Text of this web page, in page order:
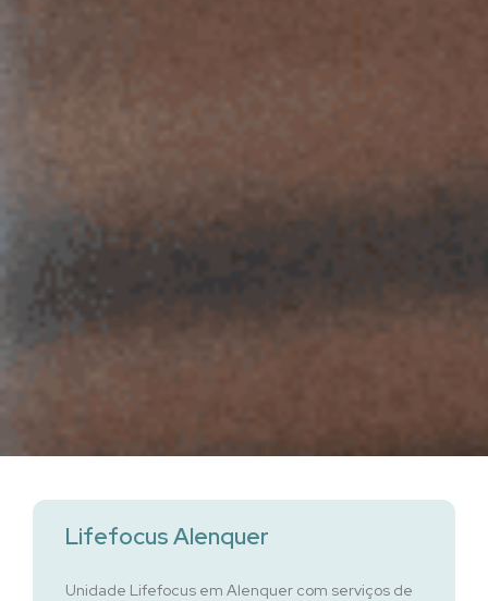
Lifefocus Alenquer
Unidade Lifefocus em Alenquer com serviços de